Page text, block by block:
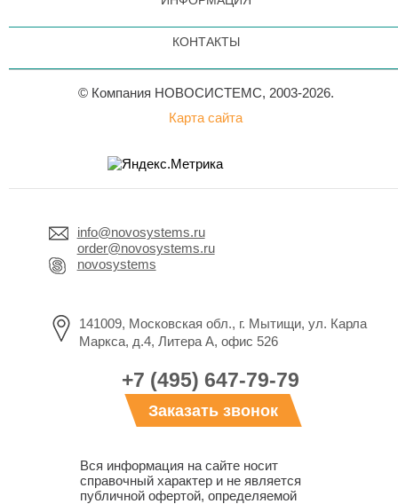
КОНТАКТЫ
© Компания НОВОСИСТЕМС, 2003-2026.
Карта сайта
info@novosystems.ru
order@novosystems.ru
novosystems
141009, Московская обл., г. Мытищи, ул. Карла
Маркса, д.4, Литера А, офис 526
+7 (495) 647-79-79
Заказать звонок
Вся информация на сайте носит
справочный характер и не является
публичной офертой, определяемой